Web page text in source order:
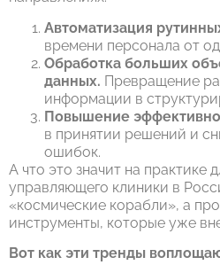
Автоматизация
времени персонала от
Обработка больших
данных. Превращение
информации в
Повышение
в принятии решений и
ошибок.
А что это значит на практике
управляющего клиники в
«космические корабли», а
инструменты, которые уже
Вот как эти тренды